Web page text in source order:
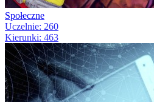
Społeczne
Uczelnie: 260
Kierunki: 463